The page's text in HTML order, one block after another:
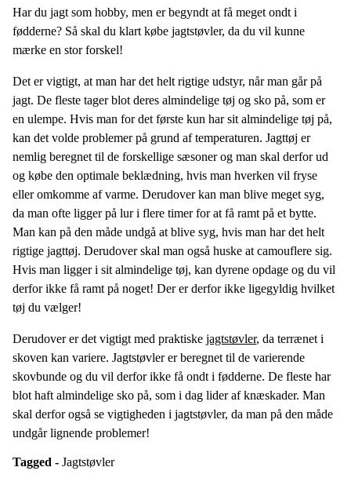
Har du jagt som hobby, men er begyndt at få meget ondt i
fødderne? Så skal du klart købe jagtstøvler, da du vil kunne
mærke en stor forskel!
Det er vigtigt, at man har det helt rigtige udstyr, når man går på
jagt. De fleste tager blot deres almindelige tøj og sko på, som er
en ulempe. Hvis man for det første kun har sit almindelige tøj på,
kan det volde problemer på grund af temperaturen. Jagttøj er
nemlig beregnet til de forskellige sæsoner og man skal derfor ud
og købe den optimale beklædning, hvis man hverken vil fryse
eller omkomme af varme. Derudover kan man blive meget syg,
da man ofte ligger på lur i flere timer for at få ramt på et bytte.
Man kan på den måde undgå at blive syg, hvis man har det helt
rigtige jagttøj. Derudover skal man også huske at camouflere sig.
Hvis man ligger i sit almindelige tøj, kan dyrene opdage og du vil
derfor ikke få ramt på noget! Der er derfor ikke ligegyldig hvilket
tøj du vælger!
Derudover er det vigtigt med praktiske jagtstøvler, da terrænet i
skoven kan variere. Jagtstøvler er beregnet til de varierende
skovbunde og du vil derfor ikke få ondt i fødderne. De fleste har
blot haft almindelige sko på, som i dag lider af knæskader. Man
skal derfor også se vigtigheden i jagtstøvler, da man på den måde
undgår lignende problemer!
Tagged - Jagtstøvler